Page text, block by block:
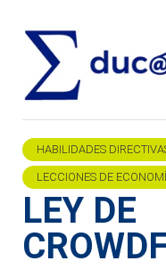
HABILIDADES
LECCIONES DE
LEY DE